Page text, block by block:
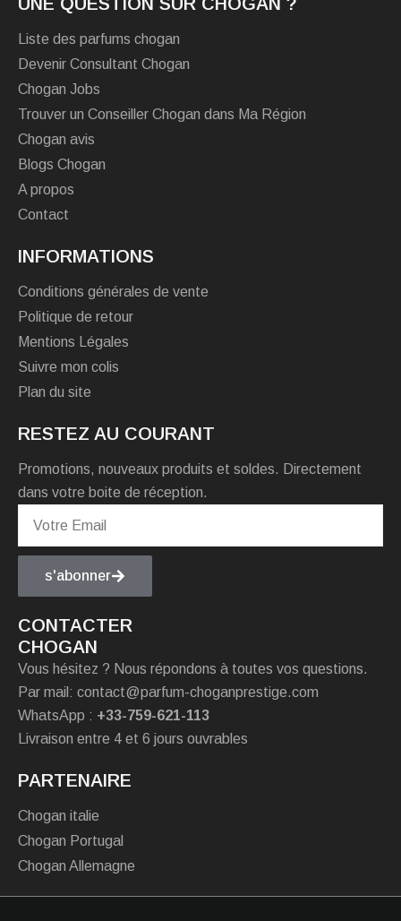
Liste des parfums chogan
Devenir Consultant Chogan
Chogan Jobs
Trouver un Conseiller Chogan dans Ma Région
Chogan avis
Blogs Chogan
A propos
Contact
INFORMATIONS
Conditions générales de vente
Politique de retour
Mentions Légales
Suivre mon colis
Plan du site
RESTEZ AU COURANT
Promotions, nouveaux produits et soldes. Directement
dans votre boite de réception.
s'abonner
CONTACTER
CHOGAN
Vous hésitez ? Nous répondons à toutes vos questions.
Par mail: contact@parfum-choganprestige.com
WhatsApp : +33-759-621-113
Livraison entre 4 et 6 jours ouvrables
PARTENAIRE
Chogan italie
Chogan Portugal
Chogan Allemagne